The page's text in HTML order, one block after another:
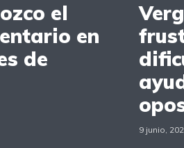
el
en
de
9 junio,